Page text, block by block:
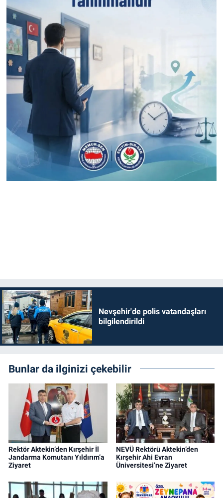
Nevşehir'de polis vatandaşları
bilgilendirildi
Bunlar da ilginizi çekebilir
Rektör Aktekin’den Kırşehir İl
Jandarma Komutanı Yıldırım’a
Ziyaret
NEVÜ Rektörü Aktekin’den
Kırşehir Ahi Evran
Üniversitesi’ne Ziyaret